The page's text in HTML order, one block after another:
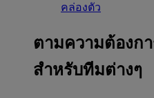
คล่องตัว
ตามความต้องก
สำหรับทีมต่างๆ